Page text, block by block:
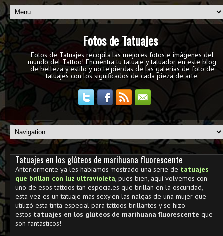
Fotos de Tatuajes
Fotos de Tatuajes recopila las mejores fotos e imágenes del
mundo del Tattoo! Encuentra tu tatuaje y tatuador en este blog
de belleza y estilo y no te pierdas de las galerías de foto de
tatuajes con los significados de cada pieza de arte.
Tatuajes en los glúteos de marihuana fluorescente
Anteriormente ya les habíamos mostrado una serie de tatuajes
que brillan con luz ultravioleta, pues bien, aquí volvemos con
uno de esos tattoos tan especiales que brillan en la oscuridad,
esta vez es un tatuaje más sexy en las nalgas de una mujer que
utilizó esta tinta especial para tattoos brillantes y se hizo
estos tatuajes en los glúteos de marihuana fluorescente que
son fantásticos!